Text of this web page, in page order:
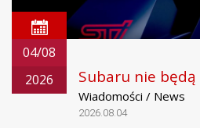
04/08
2026
Subaru nie
Wiadomości / News
2026.08.04